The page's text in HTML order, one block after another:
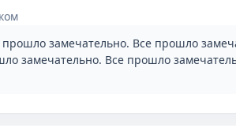
замечательно. Все прошло
замечательно. Все прошло